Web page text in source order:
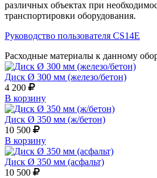
Руководство пользователя CS14E
Расходные материалы к данному
Диск Ø 300 мм (железо/бетон)
4 200
В корзину
Диск Ø 350 мм (ж/бетон)
10 500
В корзину
Диск Ø 350 мм (асфальт)
10 500
В корзину
Популярные товары